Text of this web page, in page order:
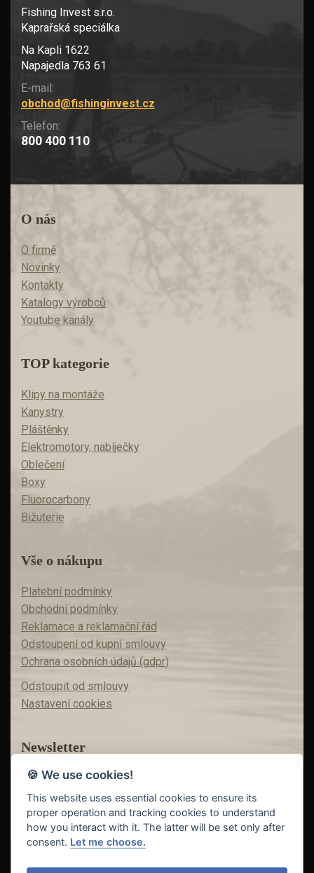
Fishing Invest s.r.o.
Kaprařská speciálka
Na Kapli 1622
Napajedla 763 61
E-mail:
obchod@fishinginvest.cz
Telefon:
800 400 110
O nás
O firmě
Novinky
Kontakty
Katalogy výrobců
Youtube kanály
TOP kategorie
Klipy na montáže
Kanystry
Pláštěnky
Elektromotory, nabíječky
Oblečení
Boxy
Fluorocarbony
Bižuterie
Vše o nákupu
Platební podmínky
Obchodní podmínky
Reklamace a reklamační řád
Odstoupení od kupní smlouvy
Ochrana osobních údajů (gdpr)
Odstoupit od smlouvy
Nastavení cookies
Newsletter
Máte zájem o akční nabídky?
Teď už vám nic neunikne!
🍪 We use cookies!
This website uses essential cookies to ensure its
proper operation and tracking cookies to understand
how you interact with it. The latter will be set only after
consent. Let me choose.